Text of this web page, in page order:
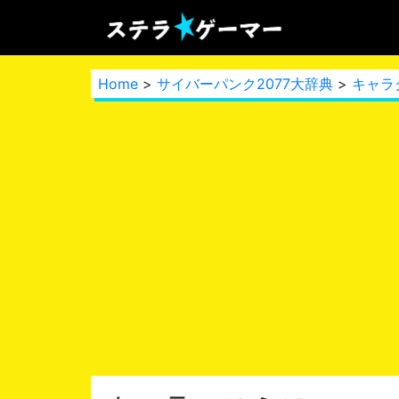
Home > サイバーパンク2077大辞典 > キャラ